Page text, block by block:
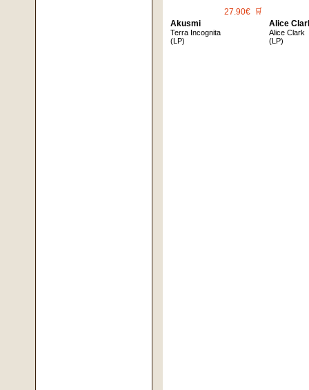
27.90€ 🛒
Akusmi
Terra Incognita
(LP)
Alice
Alice Clark
(LP)